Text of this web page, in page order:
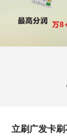
立刷广发卡